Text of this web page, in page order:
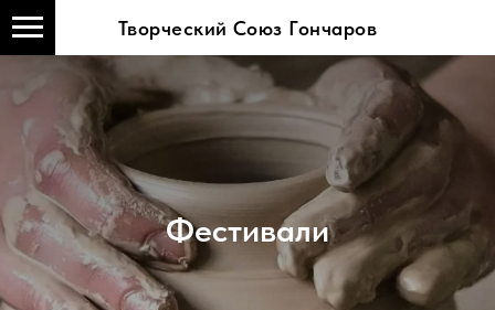
Творческий Союз Гончаров
Фестивали